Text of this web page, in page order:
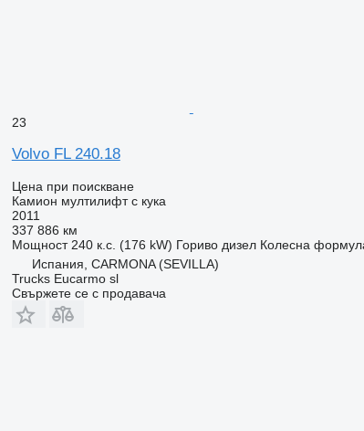
23
Volvo FL 240.18
Цена при поискване
Камион мултилифт с кука
2011
337 886 км
Мощност 240 к.с. (176 kW) Гориво дизел Колесна
Испания, CARMONA (SEVILLA)
Trucks Eucarmo sl
Свържете се с продавача